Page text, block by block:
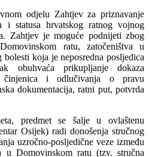
odjelu Zahtjev za priznavanje
i statusa hrvatskog ratnog vojnog
Zahtjev je moguće podnijeti zbog
ratu, zatočeništva u
koja je neposredna posljedica
obuhvaća prikupljanje dokaza
činjenica i odlučivanja o pravu
dokumentacija, ratni put, potvrda
predmet se šalje u ovlaštenu
Osijek) radi donošenja stručnog
uzročno-posljedične veze između
u Domovinskom ratu (tzv. stručna